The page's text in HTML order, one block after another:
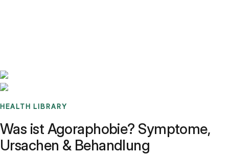
HEALTH LIBRARY
Was ist Agoraphobie? Symptome,
Ursachen & Behandlung